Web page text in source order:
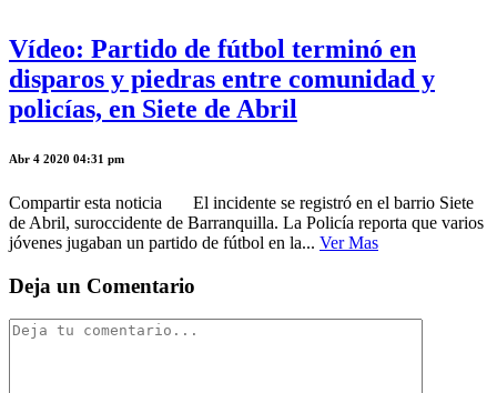
Vídeo: Partido de fútbol terminó en
disparos y piedras entre comunidad y
policías, en Siete de Abril
Abr 4 2020 04:31 pm
Compartir esta noticia El incidente se registró en el barrio Siete
de Abril, suroccidente de Barranquilla. La Policía reporta que varios
jóvenes jugaban un partido de fútbol en la... Ver Mas
Deja un Comentario